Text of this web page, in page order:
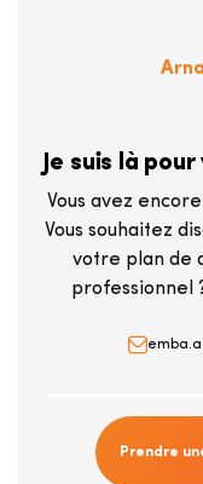
Je suis là
Vous avez
Vous souhaitez
votre plan de
professionnel
Prendre